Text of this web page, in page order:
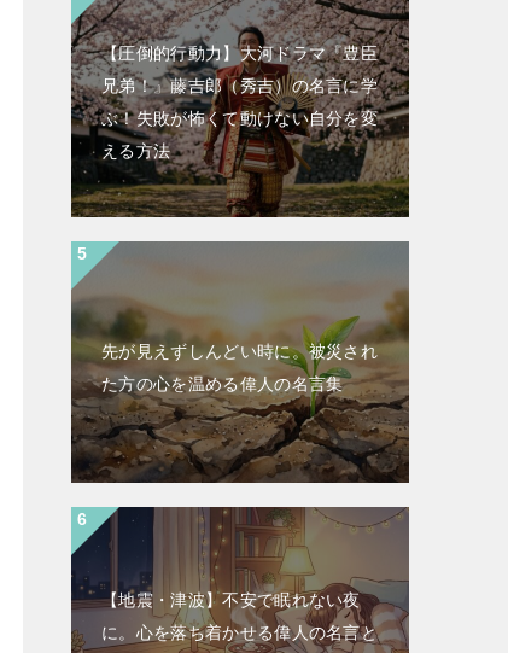
【圧倒的行動力】大河ドラマ『豊臣
兄弟！』藤吉郎（秀吉）の名言に学
ぶ！失敗が怖くて動けない自分を変
える方法
先が見えずしんどい時に。被災され
た方の心を温める偉人の名言集
【地震・津波】不安で眠れない夜
に。心を落ち着かせる偉人の名言と